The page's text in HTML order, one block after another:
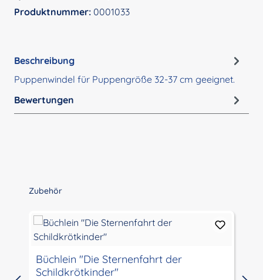
Produktnummer: 0001033
Beschreibung
Puppenwindel für Puppengröße 32-37 cm geeignet.
Bewertungen
Produktgalerie überspringen
Zubehör
Büchlein "Die Sternenfahrt der
Schildkrötkinder"